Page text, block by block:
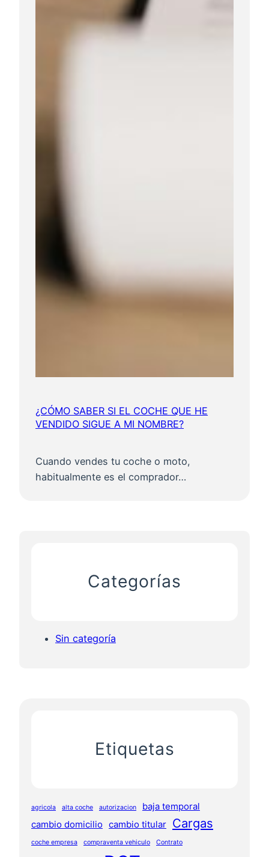
¿CÓMO SABER SI EL COCHE QUE HE
VENDIDO SIGUE A MI NOMBRE?
Cuando vendes tu coche o moto,
habitualmente es el comprador…
Categorías
Sin categoría
Etiquetas
agricola alta coche autorizacion
baja temporal
cambio domicilio cambio titular Cargas
coche empresa compraventa vehiculo Contrato